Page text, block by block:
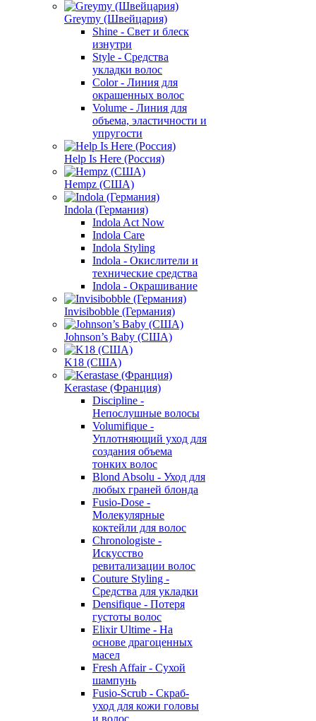
Greymy (Швейцария)
Shine - Свет и блеск
изнутри
Style - Средства
укладки волос
Color - Линия для
окрашенных волос
Volume - Линия для
объема, эластичности и
упругости
Help Is Here (Россия)
Hempz (США)
Indola (Германия)
Indola Act Now
Indola Care
Indola Styling
Indola - Окислители и
технические средства
Indola - Окрашивание
Invisibobble (Германия)
Johnson’s Baby (США)
K18 (США)
Kerastase (Франция)
Discipline -
Непослушные волосы
Volumifique -
Уплотняющий уход для
создания объема
тонких волос
Blond Absolu - Уход для
любых граней блонда
Fusio-Dose -
Молекулярные
коктейли для волос
Chronologiste -
Искусство
ревитализации волос
Couture Styling -
Средства для укладки
Densifique - Потеря
густоты волос
Elixir Ultime - На
основе драгоценных
масел
Fresh Affair - Сухой
шампунь
Fusio-Scrub - Скраб-
уход для кожи головы
и волос